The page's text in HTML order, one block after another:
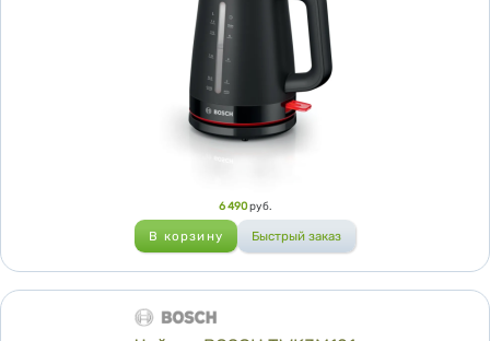
6 490 руб.